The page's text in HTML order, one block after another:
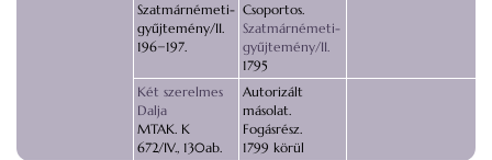
Szatmárnémeti-
gyűjtemény/II.
196−197.
Csoportos.
Szatmárnémeti-
gyűjtemény/II.
1795
Két szerelmes
Dalja
MTAK. K
672/IV., 130ab.
Autorizált
másolat.
Fogásrész.
1799 körül